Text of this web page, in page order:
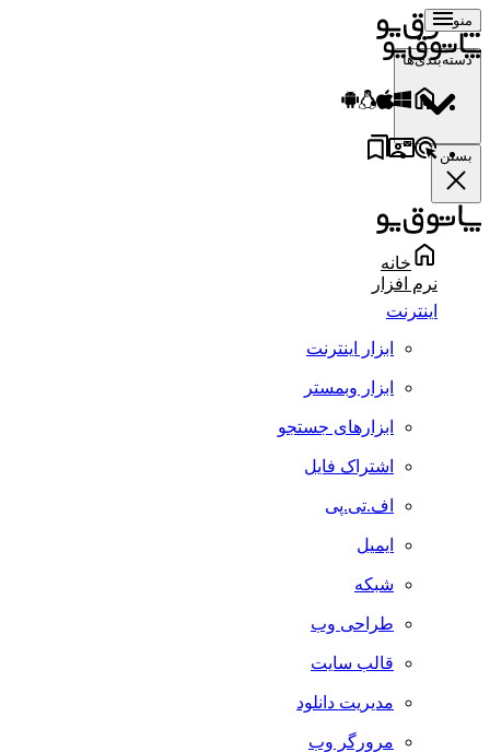
منو
دسته‌بندی‌ها
بستن
خانه
نرم افزار
اینترنت
ابزار اینترنت
ابزار وبمستر
ابزارهای جستجو
اشتراک فایل
اف.تی.پی
ایمیل
شبکه
طراحی وب
قالب سایت
مدیریت دانلود
مرورگر وب